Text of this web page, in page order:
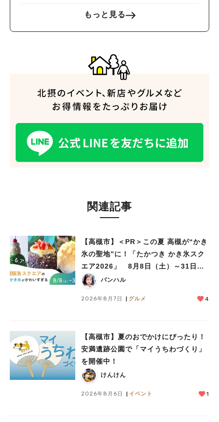
もっと見る
関連記事
【高槻市】＜PR＞この夏 高槻が“かき
氷の聖地”に！「たかつき かき氷スク
エア2026」 8月8日（土）～31日
（月）バンハル
2026年8月7日 グルメ 4
【高槻市】夏のおでかけにぴったり！
安満遺跡公園で「マイうちわづくり」
を開催中！
けんけん
2026年8月6日 イベント 1
人気のキーワード
#今週どこいく？#自然とふれあう #ランチ
#教えたい／教えて投稿記事#大阪学院大 商品開発プロジェクト